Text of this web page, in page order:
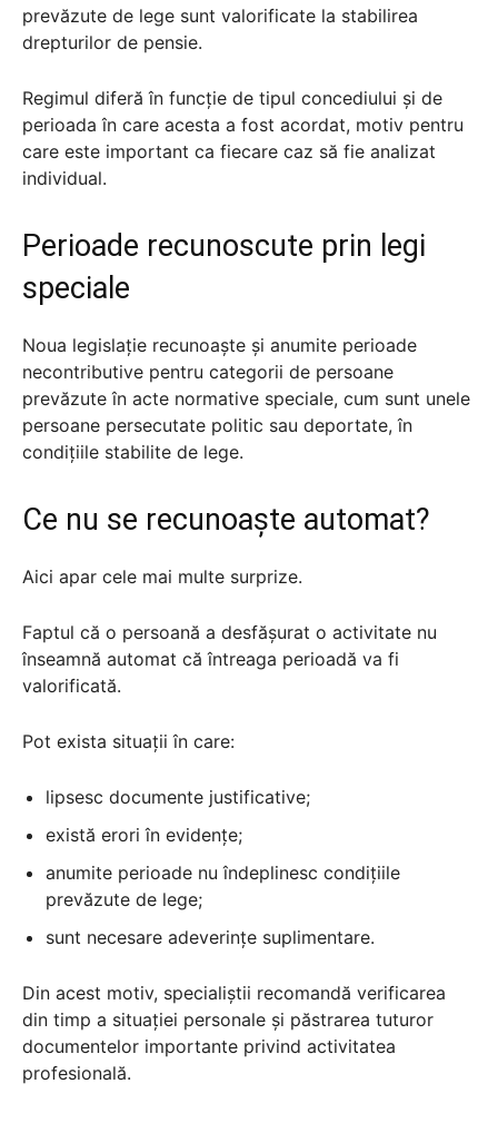
prevăzute de lege sunt valorificate la stabilirea
drepturilor de pensie.
Regimul diferă în funcție de tipul concediului și de
perioada în care acesta a fost acordat, motiv pentru
care este important ca fiecare caz să fie analizat
individual.
Perioade recunoscute prin legi
speciale
Noua legislație recunoaște și anumite perioade
necontributive pentru categorii de persoane
prevăzute în acte normative speciale, cum sunt unele
persoane persecutate politic sau deportate, în
condițiile stabilite de lege.
Ce nu se recunoaște automat?
Aici apar cele mai multe surprize.
Faptul că o persoană a desfășurat o activitate nu
înseamnă automat că întreaga perioadă va fi
valorificată.
Pot exista situații în care:
lipsesc documente justificative;
există erori în evidențe;
anumite perioade nu îndeplinesc condițiile
prevăzute de lege;
sunt necesare adeverințe suplimentare.
Din acest motiv, specialiștii recomandă verificarea
din timp a situației personale și păstrarea tuturor
documentelor importante privind activitatea
profesională.